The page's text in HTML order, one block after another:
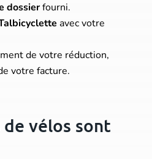
dossierfourni.
avec votre
de votre réduction,
votre facture.
vélos sont